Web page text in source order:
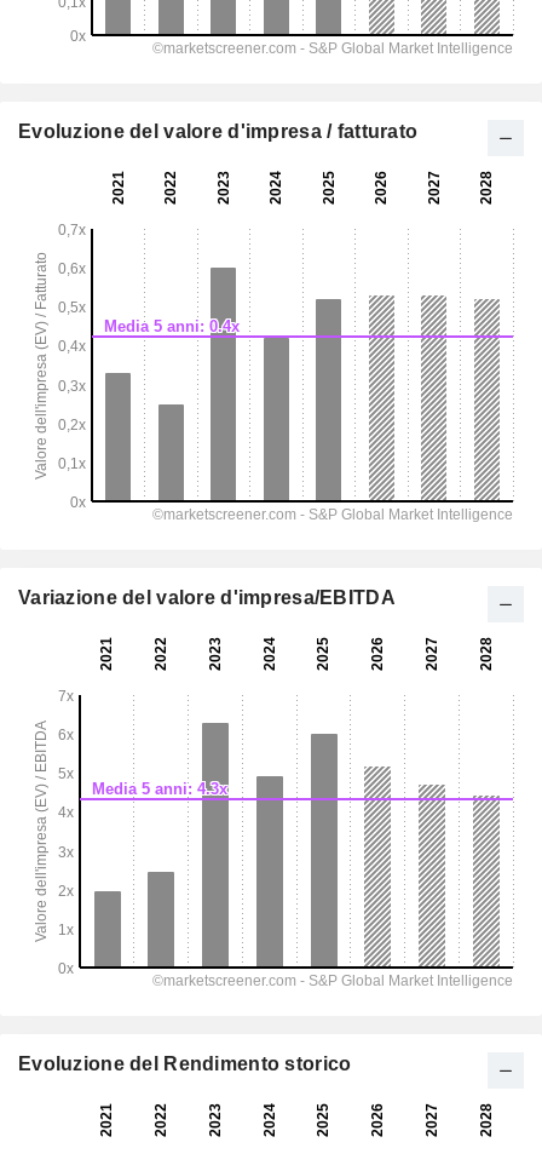
Evoluzione del valore d'impresa / fatturato
Variazione del valore d'impresa/EBITDA
Evoluzione del Rendimento storico